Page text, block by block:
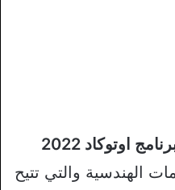
اوتوكاد 2022
الهندسية والتي تتيح